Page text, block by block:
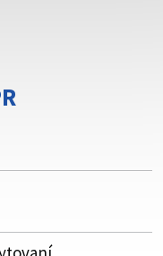
informácie iba
stránka
webového sídla.